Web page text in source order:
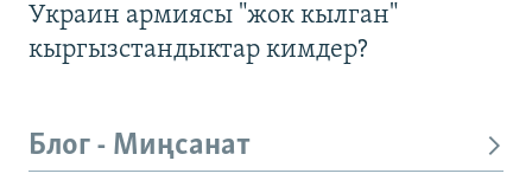
Украин армиясы "жок кылган"
кыргызстандыктар кимдер?
Блог - Миңсанат